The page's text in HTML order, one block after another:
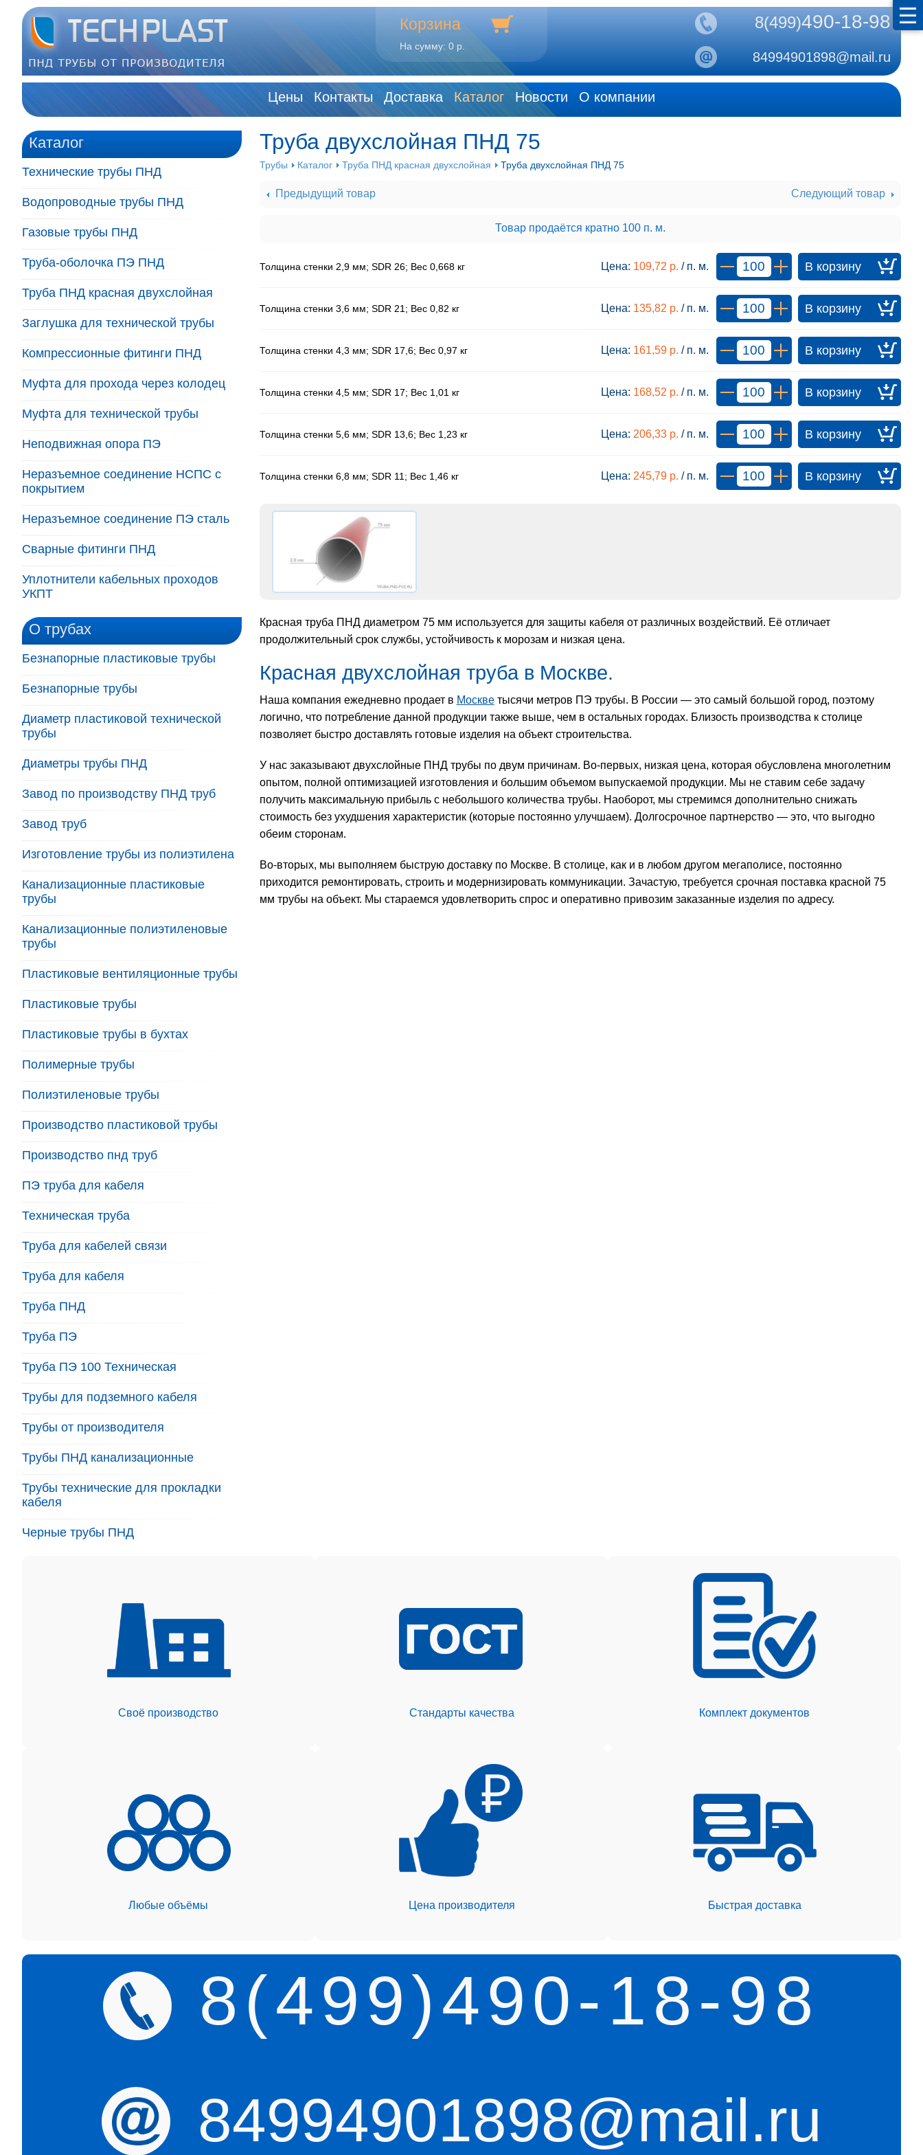
8(499)490-18-98
84994901898@mail.ru
Корзина
На сумму: 0 р.
Цены Контакты Доставка Каталог Новости О компании
Труба двухслойная ПНД 75
Трубы Каталог Труба ПНД красная двухслойная Труба двухслойная ПНД 75
Предыдущий товар Следующий товар
Товар продаётся кратно 100 п. м.
Толщина стенки 2,9 мм; SDR 26; Вес 0,668 кг Цена: 109,72 р. / п. м.
Толщина стенки 3,6 мм; SDR 21; Вес 0,82 кг Цена: 135,82 р. / п. м.
Толщина стенки 4,3 мм; SDR 17,6; Вес 0,97 кг Цена: 161,59 р. / п. м.
Толщина стенки 4,5 мм; SDR 17; Вес 1,01 кг Цена: 168,52 р. / п. м.
Толщина стенки 5,6 мм; SDR 13,6; Вес 1,23 кг Цена: 206,33 р. / п. м.
Толщина стенки 6,8 мм; SDR 11; Вес 1,46 кг Цена: 245,79 р. / п. м.
Красная труба ПНД диаметром 75 мм используется для защиты кабеля от различных воздействий. Её отличает
продолжительный срок службы, устойчивость к морозам и низкая цена.
Красная двухслойная труба в Москве.
Наша компания ежедневно продает в Москветысячи метров ПЭ трубы. В России — это самый большой город, поэтому
логично, что потребление данной продукции также выше, чем в остальных городах. Близость производства к столице
позволяет быстро доставлять готовые изделия на объект строительства.
У нас заказывают двухслойные ПНД трубы по двум причинам. Во-первых, низкая цена, которая обусловлена многолетним
опытом, полной оптимизацией изготовления и большим объемом выпускаемой продукции. Мы не ставим себе задачу
получить максимальную прибыль с небольшого количества трубы. Наоборот, мы стремимся дополнительно снижать
стоимость без ухудшения характеристик (которые постоянно улучшаем). Долгосрочное партнерство — это, что выгодно
обеим сторонам.
Во-вторых, мы выполняем быструю доставку по Москве. В столице, как и в любом другом мегаполисе, постоянно
приходится ремонтировать, строить и модернизировать коммуникации. Зачастую, требуется срочная поставка красной 75
мм трубы на объект. Мы стараемся удовлетворить спрос и оперативно привозим заказанные изделия по адресу.
Каталог
Технические трубы ПНД
Водопроводные трубы ПНД
Газовые трубы ПНД
Труба-оболочка ПЭ ПНД
Труба ПНД красная двухслойная
Заглушка для технической трубы
Компрессионные фитинги ПНД
Муфта для прохода через колодец
Муфта для технической трубы
Неподвижная опора ПЭ
Неразъемное соединение НСПС с
покрытием
Неразъемное соединение ПЭ сталь
Сварные фитинги ПНД
Уплотнители кабельных проходов
УКПТ
О трубах
Безнапорные пластиковые трубы
Безнапорные трубы
Диаметр пластиковой технической
трубы
Диаметры трубы ПНД
Завод по производству ПНД труб
Завод труб
Изготовление трубы из полиэтилена
Канализационные пластиковые
трубы
Канализационные полиэтиленовые
трубы
Пластиковые вентиляционные трубы
Пластиковые трубы
Пластиковые трубы в бухтах
Полимерные трубы
Полиэтиленовые трубы
Производство пластиковой трубы
Производство пнд труб
ПЭ труба для кабеля
Техническая труба
Труба для кабелей связи
Труба для кабеля
Труба ПНД
Труба ПЭ
Труба ПЭ 100 Техническая
Трубы для подземного кабеля
Трубы от производителя
Трубы ПНД канализационные
Трубы технические для прокладки
кабеля
Черные трубы ПНД
Своё производство Стандарты качества Комплект документов
Любые объёмы Цена производителя Быстрая доставка
8(499)490-18-98
84994901898@mail.ru